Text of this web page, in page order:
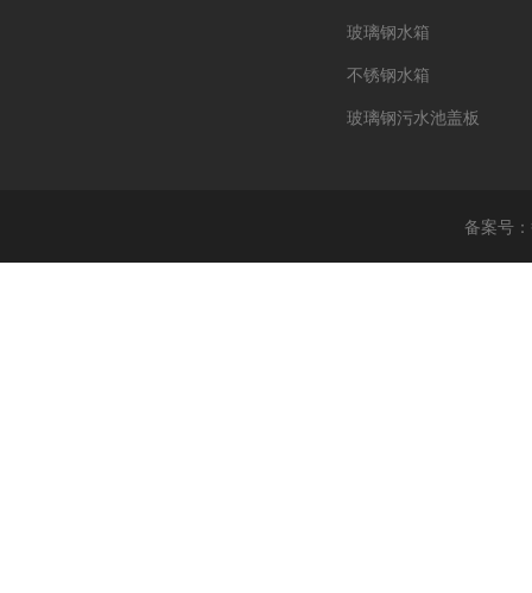
玻璃钢水箱
不锈钢水箱
玻璃钢污水池盖板
备案号